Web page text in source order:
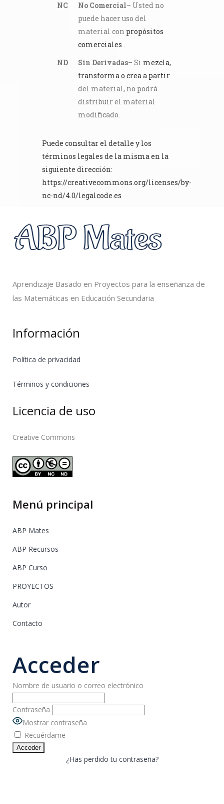
NC
No Comercial– Usted no
puede hacer uso del
material con propósitos
comerciales .
ND
Sin Derivadas– Si mezcla,
transforma o crea a partir
del material, no podrá
distribuir el material
modificado.
Puede consultar el detalle y los
términos legales de la misma en la
siguiente dirección:
https://creativecommons.org/licenses/by-
nc-nd/4.0/legalcode.es
Aprendizaje Basado en Proyectos para la enseñanza de
las Matemáticas en Educación Secundaria
Información
Política de privacidad
Términos y condiciones
Licencia de uso
Creative Commons
Menú principal
ABP Mates
ABP Recursos
ABP Curso
PROYECTOS
Autor
Contacto
Acceder
Nombre de usuario o correo electrónico
Contraseña
Mostrar contraseña
Recuérdame
¿Has perdido tu contraseña?